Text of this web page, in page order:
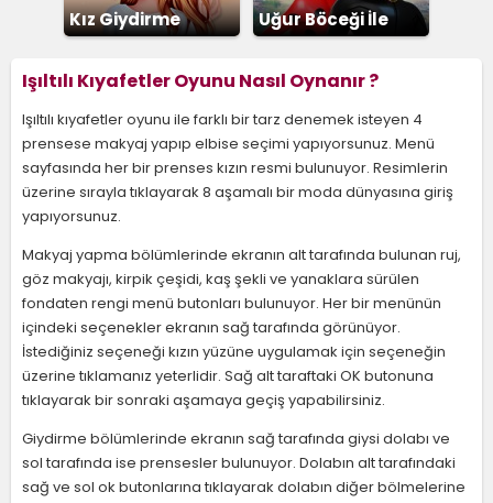
Kız Giydirme
Uğur Böceği İle
Işıltılı Kıyafetler Oyunu Nasıl Oynanır ?
Işıltılı kıyafetler oyunu ile farklı bir tarz denemek isteyen 4
prensese makyaj yapıp elbise seçimi yapıyorsunuz. Menü
sayfasında her bir prenses kızın resmi bulunuyor. Resimlerin
üzerine sırayla tıklayarak 8 aşamalı bir moda dünyasına giriş
yapıyorsunuz.
Makyaj yapma bölümlerinde ekranın alt tarafında bulunan ruj,
göz makyajı, kirpik çeşidi, kaş şekli ve yanaklara sürülen
fondaten rengi menü butonları bulunuyor. Her bir menünün
içindeki seçenekler ekranın sağ tarafında görünüyor.
İstediğiniz seçeneği kızın yüzüne uygulamak için seçeneğin
üzerine tıklamanız yeterlidir. Sağ alt taraftaki OK butonuna
tıklayarak bir sonraki aşamaya geçiş yapabilirsiniz.
Giydirme bölümlerinde ekranın sağ tarafında giysi dolabı ve
sol tarafında ise prensesler bulunuyor. Dolabın alt tarafındaki
sağ ve sol ok butonlarına tıklayarak dolabın diğer bölmelerine